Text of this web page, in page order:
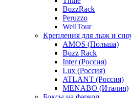
BuzzRack
Peruzzo
WellTour
Крепления для лыж и
AMOS (Польша)
Buzz Rack
Inter (Россия)
Lux (Россия)
ATLANT (Россия)
MENABO (Италия)